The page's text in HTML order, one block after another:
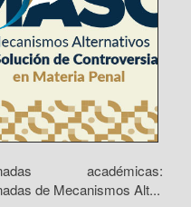
académicas:
de Mecanismos Alt...